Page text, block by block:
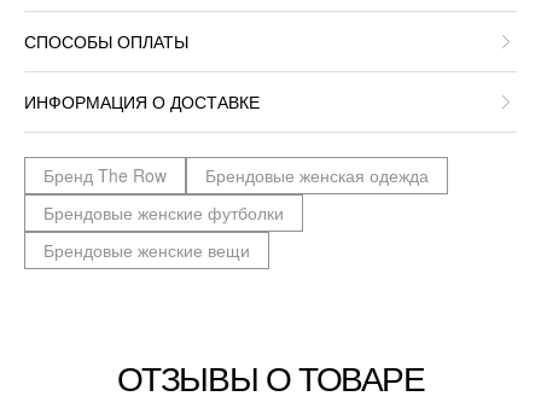
СПОСОБЫ ОПЛАТЫ
ИНФОРМАЦИЯ О ДОСТАВКЕ
Бренд The Row
Брендовые женская одежда
Брендовые женские футболки
Брендовые женские вещи
ОТЗЫВЫ О ТОВАРЕ